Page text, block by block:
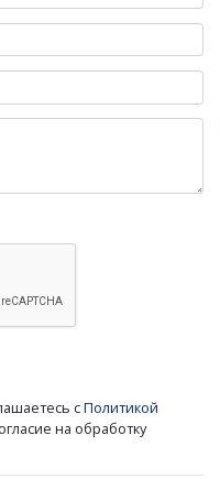
сПолитикой
на обработку